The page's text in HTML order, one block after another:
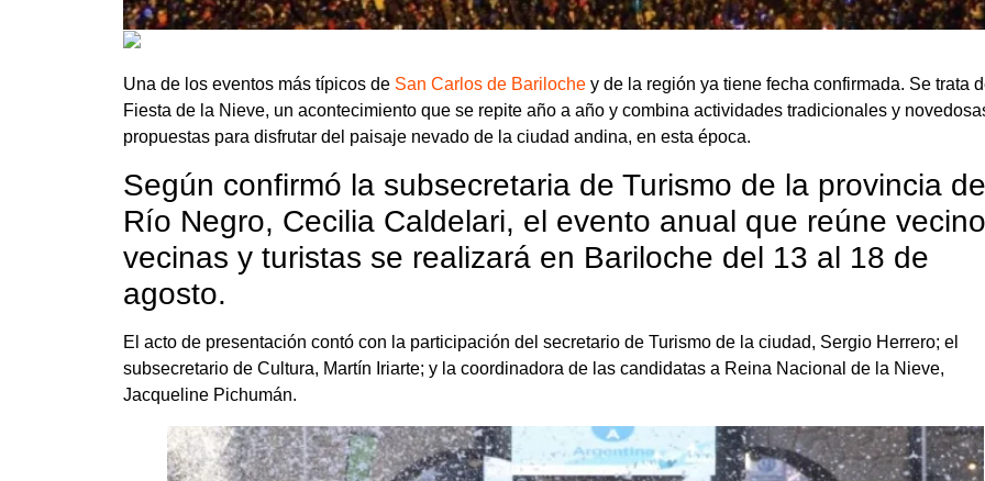
Una de los eventos más típicos de San Carlos de Bariloche y de la región ya tiene fecha confirmada. Se trata
Fiesta de la Nieve, un acontecimiento que se repite año a año y combina actividades tradicionales y
propuestas para disfrutar del paisaje nevado de la ciudad andina, en esta época.
Según confirmó la subsecretaria de Turismo de la provincia de
Río Negro, Cecilia Caldelari, el evento anual que reúne
vecinas y turistas se realizará en Bariloche del 13 al 18 de
agosto.
El acto de presentación contó con la participación del secretario de Turismo de la ciudad, Sergio Herrero; el
subsecretario de Cultura, Martín Iriarte; y la coordinadora de las candidatas a Reina Nacional de la Nieve,
Jacqueline Pichumán.